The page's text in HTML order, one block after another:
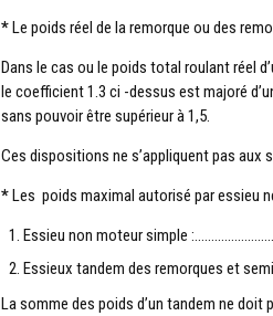
*Le poids réel de la remorque ou des
Dans le cas ou le poids total roulant réel
le coefficient 1.3 ci -dessus est majoré
sans pouvoir être supérieur à 1,5.
Ces dispositions ne s’appliquent pas aux
*Les poids maximal autorisé par essieu
Essieu non moteur simple
Essieux tandem des remorques et
La somme des poids d’un tandem ne